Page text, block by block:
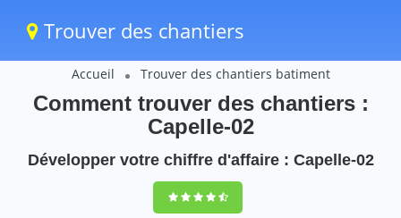
Trouver des chantiers
Accueil Trouver des chantiers batiment
Comment trouver des chantiers :
Capelle-02
Développer votre chiffre d'affaire : Capelle-02